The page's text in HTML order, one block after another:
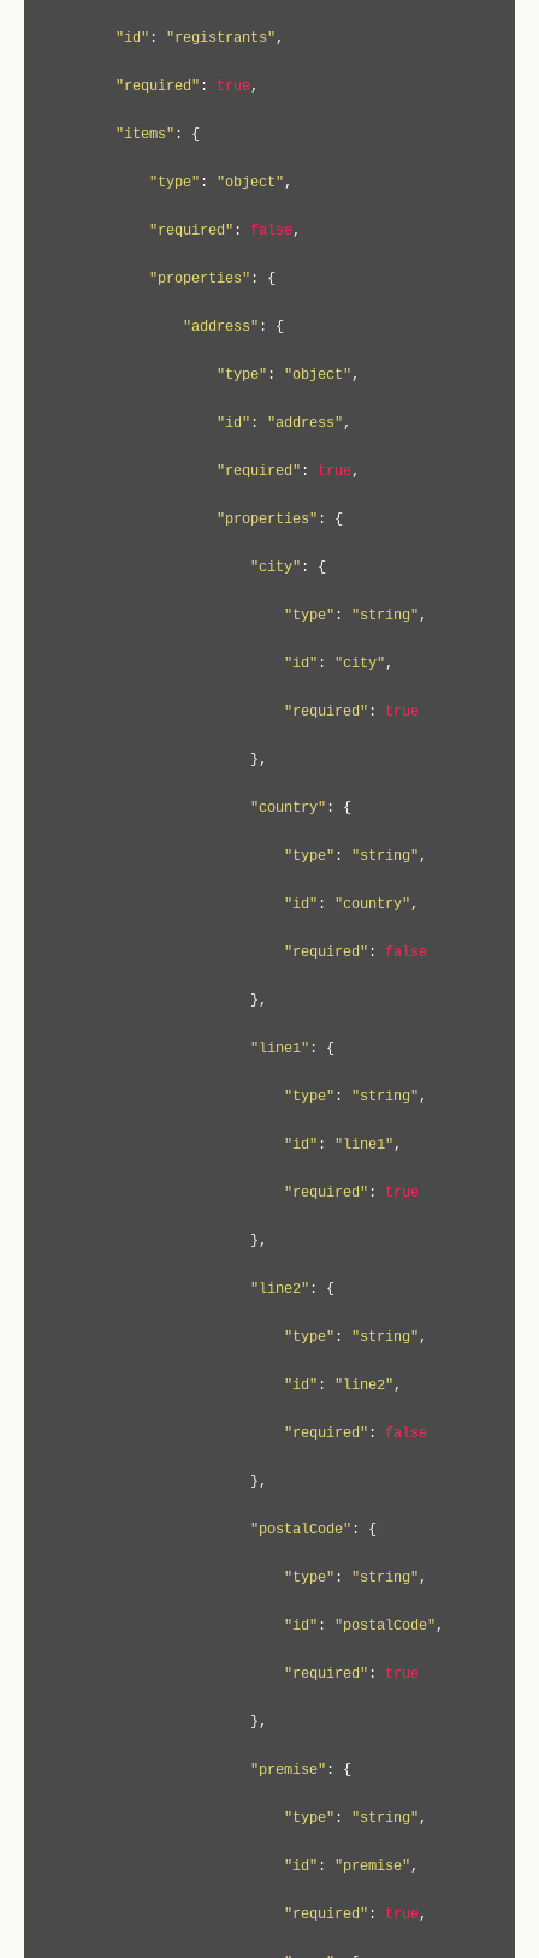
"id" : "registrants" ,
"required" : true,
"items" : {
"type" : "object" ,
"required" : false,
"properties" : {
"address" : {
"type" : "object" ,
"id" : "address" ,
"required" : true,
"properties" : {
"city" : {
"type" : "string" ,
"id" : "city" ,
"required" : true
},
"country" : {
"type" : "string" ,
"id" : "country" ,
"required" : false
},
"line1" : {
"type" : "string" ,
"id" : "line1" ,
"required" : true
},
"line2" : {
"type" : "string" ,
"id" : "line2" ,
"required" : false
},
"postalCode" : {
"type" : "string" ,
"id" : "postalCode" ,
"required" : true
},
"premise" : {
"type" : "string" ,
"id" : "premise" ,
"required" : true,